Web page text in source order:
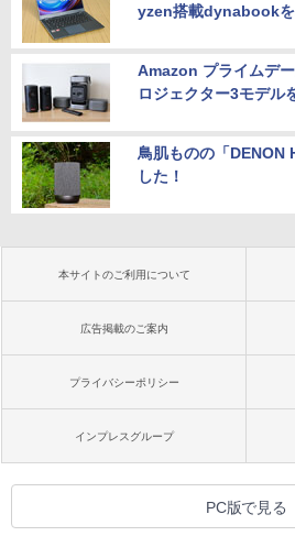
yzen搭載dynabookを
Amazon プライムデ
ロジェクター3モデル
鳥肌ものの「DENON
した！
本サイトのご利用について
広告掲載のご案内
プライバシーポリシー
インプレスグループ
PC版で見る